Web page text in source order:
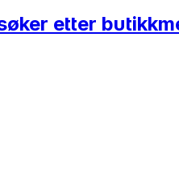
etter